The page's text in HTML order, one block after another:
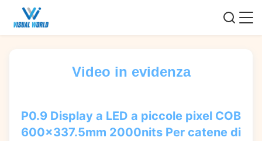
Video in evidenza
P0.9 Display a LED a piccole pixel COB
600x337.5mm 2000nits Per catene di